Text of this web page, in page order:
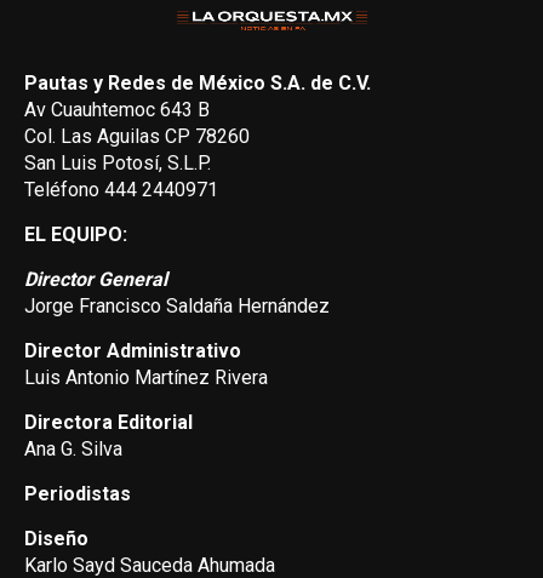
Pautas y Redes de México S.A. de C.V.
Av Cuauhtemoc 643 B
Col. Las Aguilas CP 78260
San Luis Potosí, S.L.P.
Teléfono 444 2440971
EL EQUIPO:
Director General
Jorge Francisco Saldaña Hernández
Director Administrativo
Luis Antonio Martínez Rivera
Directora Editorial
Ana G. Silva
Periodistas
Diseño
Karlo Sayd Sauceda Ahumada